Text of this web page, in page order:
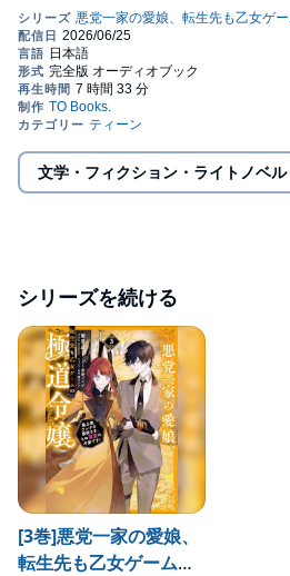
では、弟分であるグラツィアーノの実
阻止するため、夏休みのBBQと偽り、
縄張りへ。だが、自ら囮となったこと
雨の中助けに現れたのは、婚約者の
なった二人は、娼婦と客に扮して、殺
商会へ潜入──後継者争いと騙し合いの
元極道の孫娘と極悪若当主の危険な《
Touko Amekawa (P)TO Books.
文学・フィクション・ライトノベル
シリーズを続ける
[3巻]悪党一家の愛娘、
転生先も乙女ゲームの